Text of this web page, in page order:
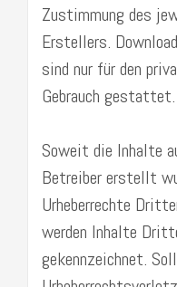
Zustimmung des
Erstellers.
sind nur für den
Gebrauch gestattet.
Soweit die Inhalte
Betreiber erstellt
Urheberrechte
werden Inhalte
gekennzeichnet.